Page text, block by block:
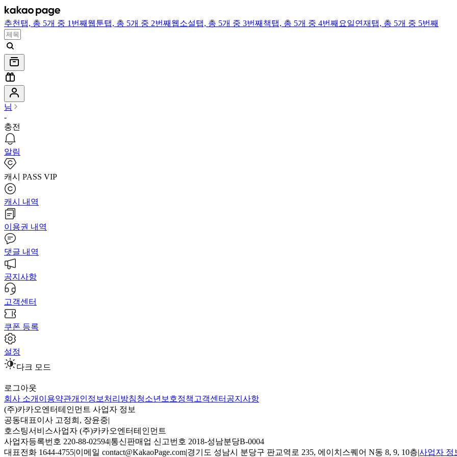
추천 탭, 총 5개 중 1번째 웹툰탭, 총 5개 중 2번째 웹소설탭, 총 5개 중 3번째 책탭, 총 5개 중 4번째 요일연재 탭, 총 5개 중 5번째
님
-
충전
알림
캐시 PASS VIP
캐시 내역
이용권 내역
댓글 내역
공지사항
고객센터
쿠폰 등록
설정
다크 모드
로그아웃
회사 소개 이용약관개인정보처리방침청소년보호정책 고객센터 공지사항
(주)카카오엔터테인먼트 사업자 정보
공동대표이사 고정희, 장윤중|
호스팅서비스사업자 (주)카카오엔터테인먼트
사업자등록번호 220-88-02594|통신판매업 신고번호 2018-성남분당B-0004
대표전화 1644-4755|이메일 contact@KakaoPage.com|경기도 성남시 분당구 판교역로 235, 에이치스퀘어 N동 8, 9, 10층|사업자 정